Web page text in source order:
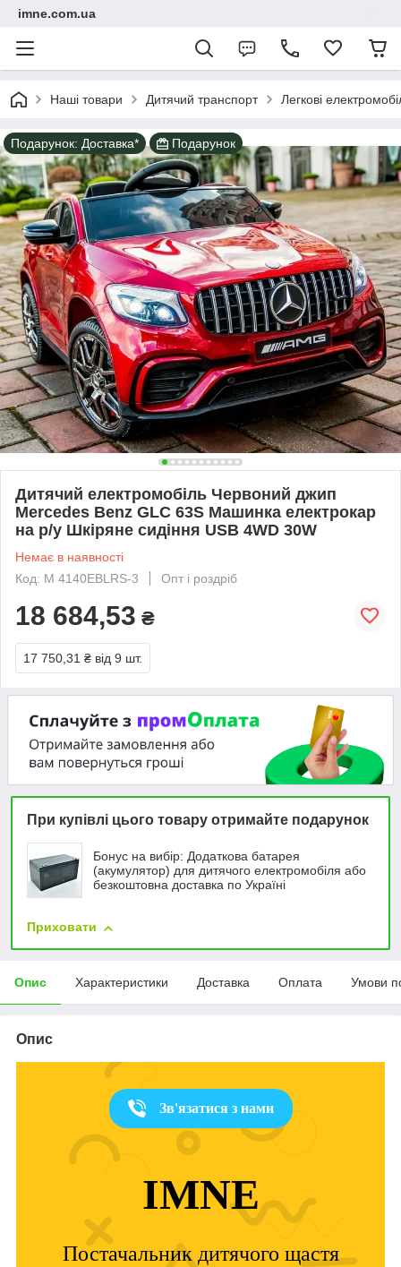
imne.com.ua
Наші товари Дитячий транспорт Легкові
Подарунок: Доставка* Подарунок
Дитячий електромобіль Червоний джип
Mercedes Benz GLC 63S Машинка електрокар
на р/у Шкіряне сидіння USB 4WD 30W
Немає в наявності
Код: M 4140EBLRS-3
Опт і роздріб
18 684,53 ₴
17 750,31 ₴ від 9 шт.
При купівлі цього товару отримайте подарунок
Бонус на вибір: Додаткова батарея
(акумулятор) для дитячого електромобіля або
безкоштовна доставка по Україні
Приховати
Опис Характеристики Доставка Оплата Умови
Опис
Зв'язатися з нами
IMNE
Постачальник дитячого щастя